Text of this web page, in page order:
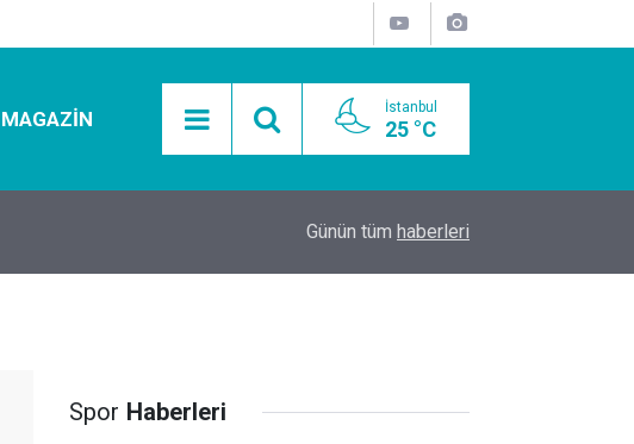
MAGAZIN İstanbul
25 °C
Mobil Araçlarla Hayır Lokması Dağıtımının
Günün tüm haberleri
Spor Haberleri